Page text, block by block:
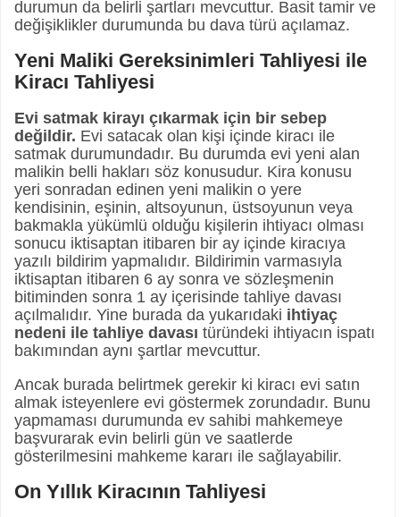
durumun da belirli şartları mevcuttur. Basit tamir ve
değişiklikler durumunda bu dava türü açılamaz.
Yeni Maliki Gereksinimleri Tahliyesi ile
Kiracı Tahliyesi
Evi satmak kirayı çıkarmak için bir sebep
değildir. Evi satacak olan kişi içinde kiracı ile
satmak durumundadır. Bu durumda evi yeni alan
malikin belli hakları söz konusudur. Kira konusu
yeri sonradan edinen yeni malikin o yere
kendisinin, eşinin, altsoyunun, üstsoyunun veya
bakmakla yükümlü olduğu kişilerin ihtiyacı olması
sonucu iktisaptan itibaren bir ay içinde kiracıya
yazılı bildirim yapmalıdır. Bildirimin varmasıyla
iktisaptan itibaren 6 ay sonra ve sözleşmenin
bitiminden sonra 1 ay içerisinde tahliye davası
açılmalıdır. Yine burada da yukarıdaki ihtiyaç
nedeni ile tahliye davası türündeki ihtiyacın ispatı
bakımından aynı şartlar mevcuttur.
Ancak burada belirtmek gerekir ki kiracı evi satın
almak isteyenlere evi göstermek zorundadır. Bunu
yapmaması durumunda ev sahibi mahkemeye
başvurarak evin belirli gün ve saatlerde
gösterilmesini mahkeme kararı ile sağlayabilir.
On Yıllık Kiracının Tahliyesi